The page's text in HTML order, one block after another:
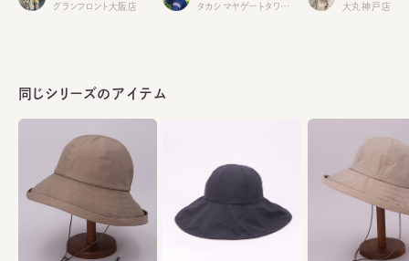
同じシリーズのアイテム
グランフロント大阪店 タカシマヤゲートタワーモール 大丸神戸店